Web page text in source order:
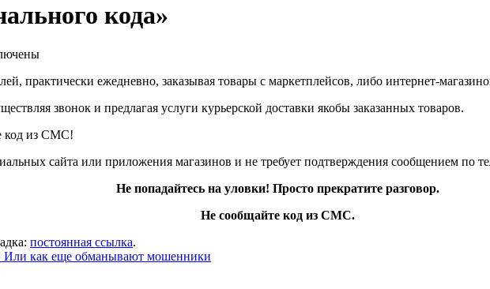
кода»
практически ежедневно, заказывая товары с маркетплейсов, либо интернет-
звонок и предлагая услуги курьерской доставки якобы заказанных товаров.
код из СМС!
сайта или приложения магазинов и не требует подтверждения сообщением по
Не попадайтесь на уловки! Просто прекратите разговор.
Не сообщайте код из СМС.
постоянная ссылка.
Или как еще обманывают мошенники